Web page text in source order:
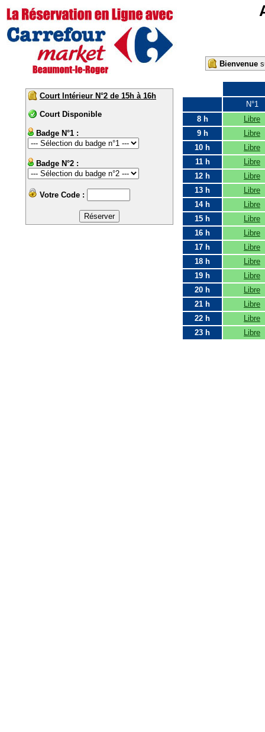
Bienvenue
Court Intérieur N°2 de 15h à 16h
Court Disponible
Badge N°1 :
Badge N°2 :
Votre Code :
N°1
8 h
Libre
9 h
Libre
10 h
Libre
11 h
Libre
12 h
Libre
13 h
Libre
14 h
Libre
15 h
Libre
16 h
Libre
17 h
Libre
18 h
Libre
19 h
Libre
20 h
Libre
21 h
Libre
22 h
Libre
23 h
Libre